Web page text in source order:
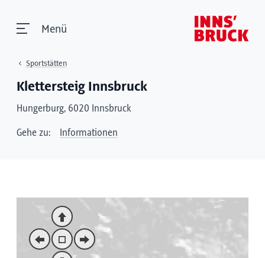
Menü
Sportstätten
Klettersteig Innsbruck
Hungerburg, 6020 Innsbruck
Gehe zu: Informationen